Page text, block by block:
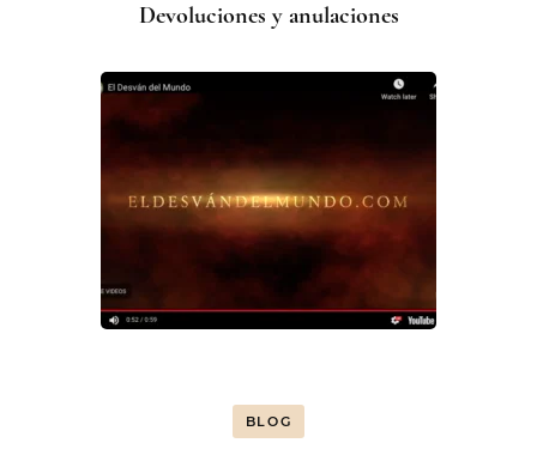
Devoluciones y anulaciones
BLOG